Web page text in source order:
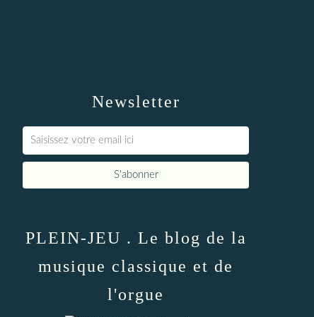
Newsletter
PLEIN-JEU . Le blog de la
musique classique et de
l'orgue